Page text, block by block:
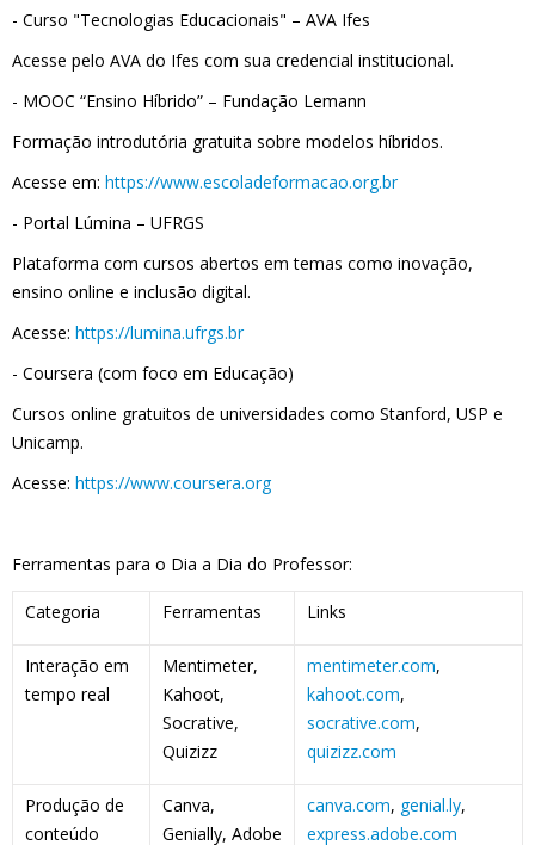
- Curso "Tecnologias Educacionais" – AVA Ifes
Acesse pelo AVA do Ifes com sua credencial institucional.
- MOOC “Ensino Híbrido” – Fundação Lemann
Formação introdutória gratuita sobre modelos híbridos.
Acesse em: https://www.escoladeformacao.org.br
- Portal Lúmina – UFRGS
Plataforma com cursos abertos em temas como inovação,
ensino online e inclusão digital.
Acesse: https://lumina.ufrgs.br
- Coursera (com foco em Educação)
Cursos online gratuitos de universidades como Stanford, USP e
Unicamp.
Acesse: https://www.coursera.org
Ferramentas para o Dia a Dia do Professor:
Categoria Ferramentas Links
Interação em
tempo real
Mentimeter,
Kahoot,
Socrative,
Quizizz
mentimeter.com,
kahoot.com,
socrative.com,
quizizz.com
Produção de
conteúdo
Canva,
Genially, Adobe
canva.com, genial.ly,
express.adobe.com